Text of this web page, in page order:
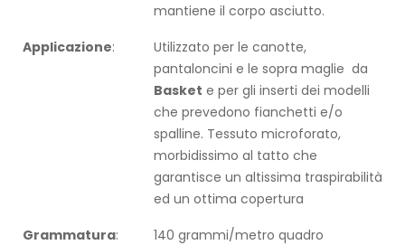
mantiene il corpo asciutto.
Applicazione:
Utilizzato per le canotte,
pantaloncini e le sopra maglie da
Basket e per gli inserti dei modelli
che prevedono fianchetti e/o
spalline. Tessuto microforato,
morbidissimo al tatto che
garantisce un altissima traspirabilità
ed un ottima copertura
Grammatura:
140 grammi/metro quadro